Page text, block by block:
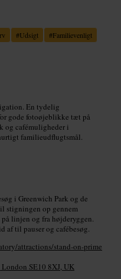
#Udsigt #Familievenligt
En tydelig
gode fotoøjeblikke tæt på
og cafémuligheder i
familieudflugtsmål.
i Greenwich Park og de
stigningen op gennem
linjen og fra højderyggen.
af til pauser og cafébesøg.
attractions/stand-on-prime
SE10 8XJ, UK